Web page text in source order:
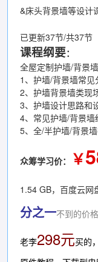
&床头背景墙等设计
已更新37节/共37节
课程纲要：
全屋定制护墙/背景
1、护墙/背景墙常
2、护墙背景墙类现
3、护墙设计思路和
4、常见护墙/背景墙
5、全/半护墙/背景
众筹学习价： ￥
1.54 GB，百度云网
分之一不到的价
老李298元买的